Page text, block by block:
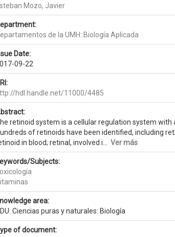
Mozo, Javier
de la UMH::Biología Aplicada
Date:
09-22
hdl.handle.net/11000/4485
retinoid system is a cellular regulation system
of retinoids have been identified, including
in blood; retinal, involved i... Ver más
Subjects:
area:
Ciencias puras y naturales: Biología
of document: